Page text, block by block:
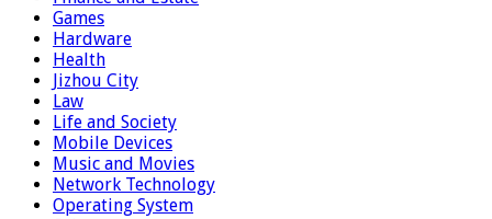
Games
Hardware
Health
Jizhou City
Law
Life and Society
Mobile Devices
Music and Movies
Network Technology
Operating System